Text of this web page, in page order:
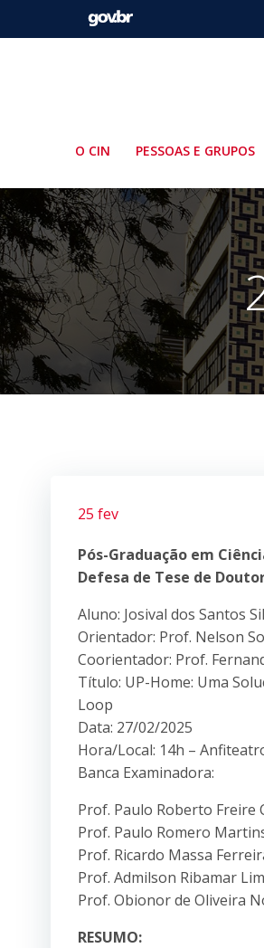
O CIN PESSOAS E GRUPOS
25 fev
Pós-Graduação em
Defesa de Tese de
Aluno: Josival dos Santos
Orientador: Prof. Nelson
Coorientador: Prof.
Título: UP-Home: Uma
Loop
Data: 27/02/2025
Hora/Local: 14h –
Banca Examinadora:
Prof. Paulo Roberto Freire
Prof. Paulo Romero
Prof. Ricardo Massa
Prof. Admilson Ribamar
Prof. Obionor de Oliveira
RESUMO: